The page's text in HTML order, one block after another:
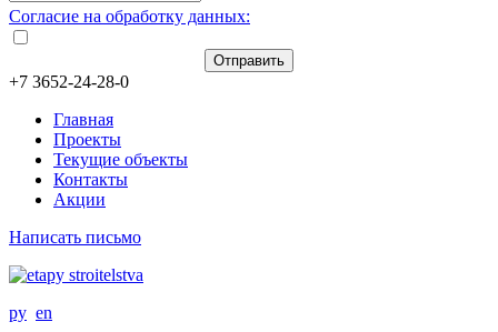
Согласие на обработку данных:
Отправить
+7 3652-24-28-0
Главная
Проекты
Текущие объекты
Контакты
Акции
Написать письмо
ру en